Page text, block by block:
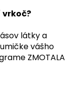
vrkoč?
látky a
vášho
ZMOTALA